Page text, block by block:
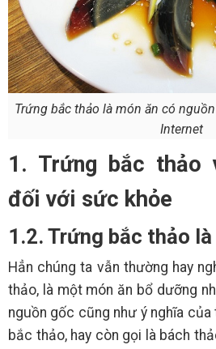
Trứng bắc thảo là món ăn có
Internet
1. Trứng bắc thảo
đối với sức khỏe
1.2. Trứng bắc thảo là
Hẳn chúng ta vẫn thường hay
thảo, là một món ăn bổ dưỡng
nguồn gốc cũng như ý nghĩa của
bắc thảo, hay còn gọi là bách